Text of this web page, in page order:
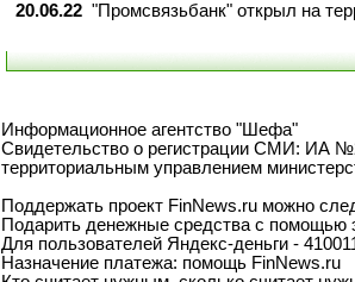
20.06.22 "Промсвязьбанк" открыл на
Информационное агентство "Шефа"
Свидетельство о регистрации СМИ: ИА
территориальным управлением
Поддержать проект FinNews.ru можно
Подарить денежные средства с помощью
Для пользователей Яндекс-деньги -
Назначение платежа: помощь FinNews.ru